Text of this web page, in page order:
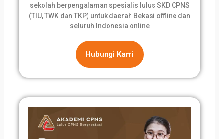
sekolah berpengalaman spesialis lulus SKD CPNS
(TIU, TWK dan TKP) untuk daerah Bekasi offline dan
seluruh Indonesia online
Hubungi Kami